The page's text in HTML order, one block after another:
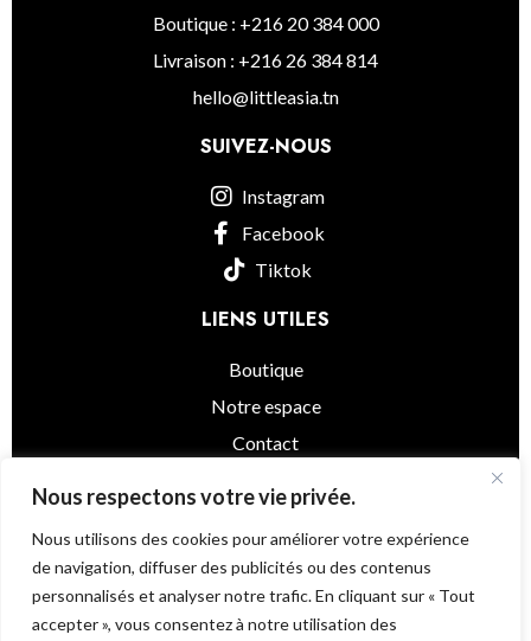
Nous respectons votre vie privée.
Nous utilisons des cookies pour améliorer votre expérience
de navigation, diffuser des publicités ou des contenus
personnalisés et analyser notre trafic. En cliquant sur « Tout
accepter », vous consentez à notre utilisation des
Boutique : +216 20 384 000
Livraison : +216 26 384 814
hello@littleasia.tn
SUIVEZ-NOUS
Instagram
Facebook
Tiktok
LIENS UTILES
Boutique
Notre espace
Contact
Little Asia© 2025 - Powered by@as.agency